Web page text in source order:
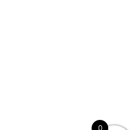
0